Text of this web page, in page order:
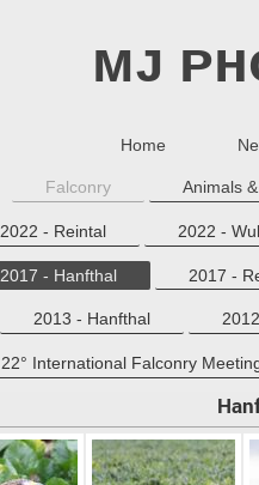
ᴍᴊ
Home
Falconry Animals
2022 - Reintal 2022 -
2017 - Hanfthal 2017 -
2013 - Hanfthal
22° International Falconry